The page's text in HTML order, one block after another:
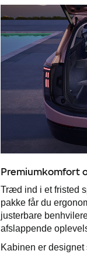
Premiumkomfort
Træd ind i et fristed
pakke får du
justerbare
afslappende
Kabinen er